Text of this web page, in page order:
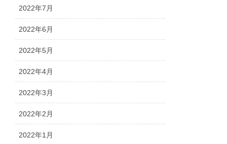
2022年7月
2022年6月
2022年5月
2022年4月
2022年3月
2022年2月
2022年1月